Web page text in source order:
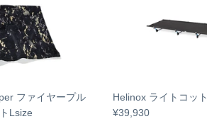
ファイヤープル
Lsize
Helinox ライトコット
¥39,930